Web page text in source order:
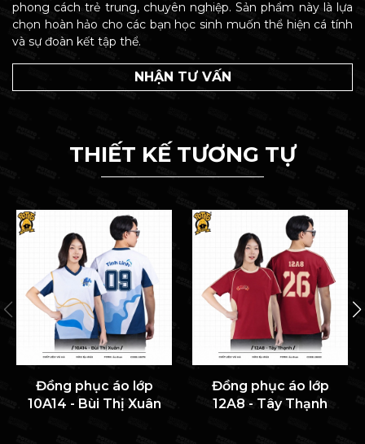
phong cách trẻ trung, chuyên nghiệp. Sản phẩm này là lựa
chọn hoàn hảo cho các bạn học sinh muốn thể hiện cá tính
và sự đoàn kết tập thể.
NHẬN TƯ VẤN
THIẾT KẾ TƯƠNG TỰ
Đồng phục áo lớp
10A14 - Bùi Thị Xuân
Đồng phục áo lớp
12A8 - Tây Thạnh